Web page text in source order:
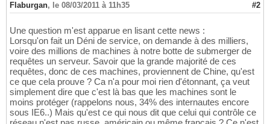
Flaburgan, le 08/03/2011 à 11h35 #2
Une question m'est apparue en lisant cette news :
Lorsqu'on fait un Déni de service, on demande à des milliers,
voire des millions de machines à notre botte de submerger de
requêtes un serveur. Savoir que la grande majorité de ces
requêtes, donc de ces machines, proviennent de Chine, qu'est
ce que cela prouve ? Ca n'a pour moi rien d'étonnant, ça veut
simplement dire que c'est là bas que les machines sont le
moins protéger (rappelons nous, 34% des internautes encore
sous IE6..) Mais qu'est ce qui nous dit que celui qui contrôle ce